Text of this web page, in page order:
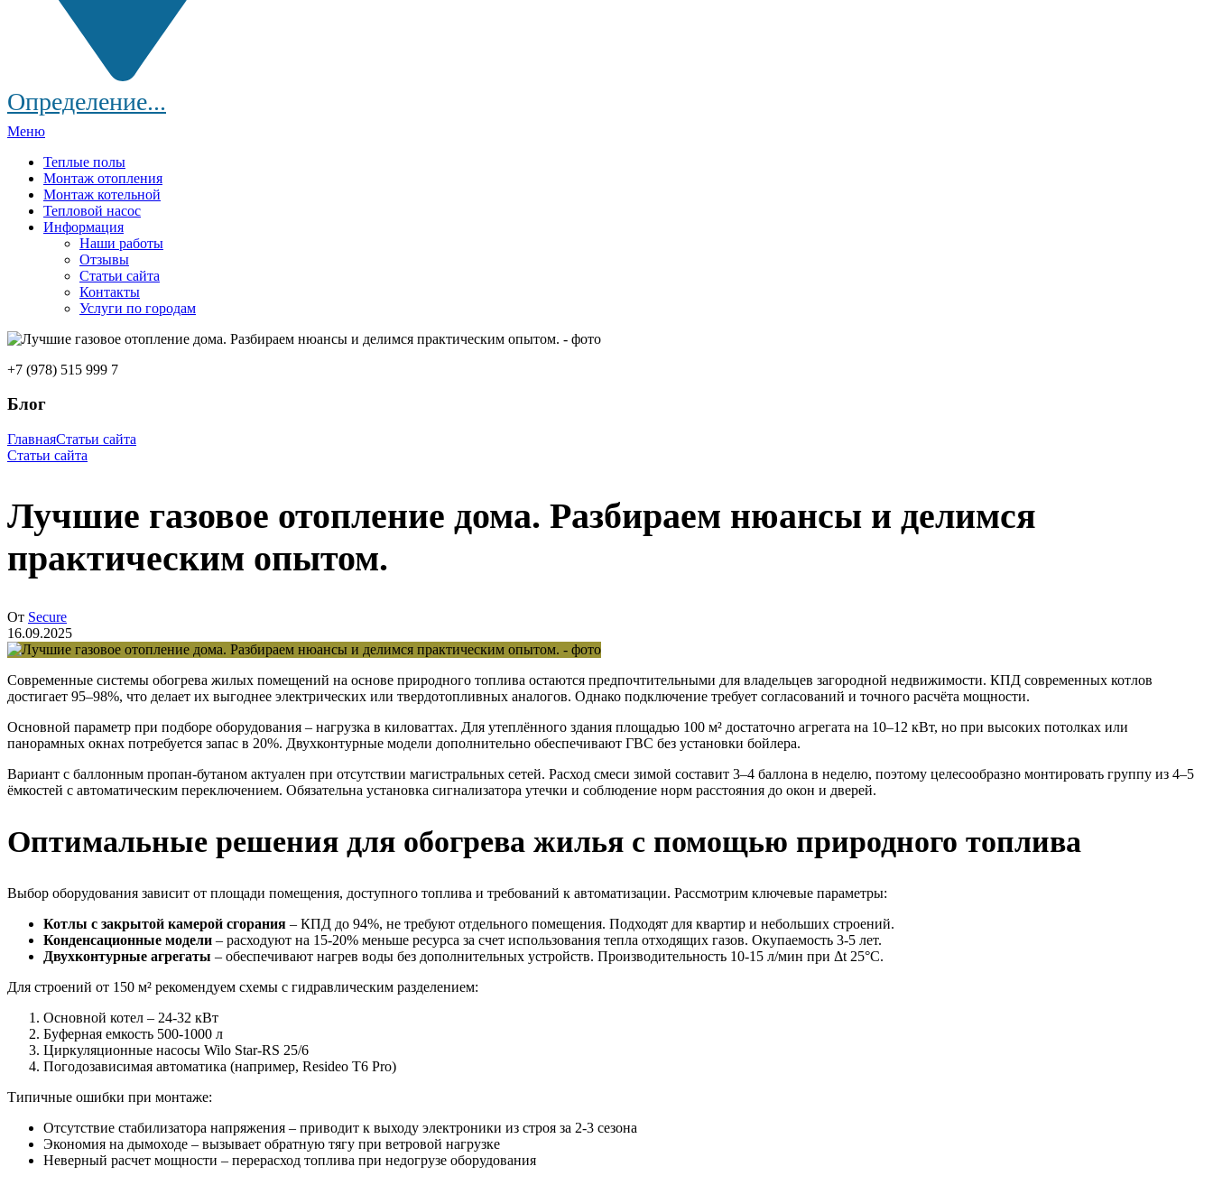
Определение...
Меню
Теплые полы
Монтаж отопления
Монтаж котельной
Тепловой насос
Информация
Наши работы
Отзывы
Статьи сайта
Контакты
Услуги по городам
+7 (978) 515 999 7
Блог
ГлавнаяСтатьи сайта
Статьи сайта
Лучшие газовое отопление дома. Разбираем нюансы и делимся
практическим опытом.
От Secure
16.09.2025
Современные системы обогрева жилых помещений на основе природного топлива остаются предпочтительными для владельцев загородной недвижимости. КПД современных котлов
достигает 95–98%, что делает их выгоднее электрических или твердотопливных аналогов. Однако подключение требует согласований и точного расчёта мощности.
Основной параметр при подборе оборудования – нагрузка в киловаттах. Для утеплённого здания площадью 100 м² достаточно агрегата на 10–12 кВт, но при высоких потолках или
панорамных окнах потребуется запас в 20%. Двухконтурные модели дополнительно обеспечивают ГВС без установки бойлера.
Вариант с баллонным пропан-бутаном актуален при отсутствии магистральных сетей. Расход смеси зимой составит 3–4 баллона в неделю, поэтому целесообразно монтировать группу из 4–5
ёмкостей с автоматическим переключением. Обязательна установка сигнализатора утечки и соблюдение норм расстояния до окон и дверей.
Оптимальные решения для обогрева жилья с помощью природного топлива
Выбор оборудования зависит от площади помещения, доступного топлива и требований к автоматизации. Рассмотрим ключевые параметры:
Котлы с закрытой камерой сгорания – КПД до 94%, не требуют отдельного помещения. Подходят для квартир и небольших строений.
Конденсационные модели – расходуют на 15-20% меньше ресурса за счет использования тепла отходящих газов. Окупаемость 3-5 лет.
Двухконтурные агрегаты – обеспечивают нагрев воды без дополнительных устройств. Производительность 10-15 л/мин при Δt 25°C.
Для строений от 150 м² рекомендуем схемы с гидравлическим разделением:
Основной котел – 24-32 кВт
Буферная емкость 500-1000 л
Циркуляционные насосы Wilo Star-RS 25/6
Погодозависимая автоматика (например, Resideo T6 Pro)
Типичные ошибки при монтаже:
Отсутствие стабилизатора напряжения – приводит к выходу электроники из строя за 2-3 сезона
Экономия на дымоходе – вызывает обратную тягу при ветровой нагрузке
Неверный расчет мощности – перерасход топлива при недогрузе оборудования